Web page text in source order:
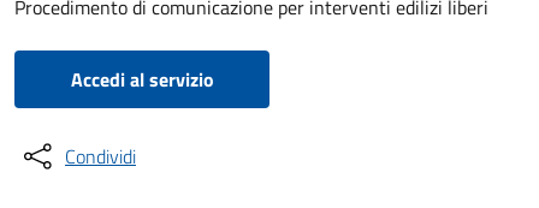
Procedimento di comunicazione per interventi edilizi liberi
Accedi al servizio
Condividi